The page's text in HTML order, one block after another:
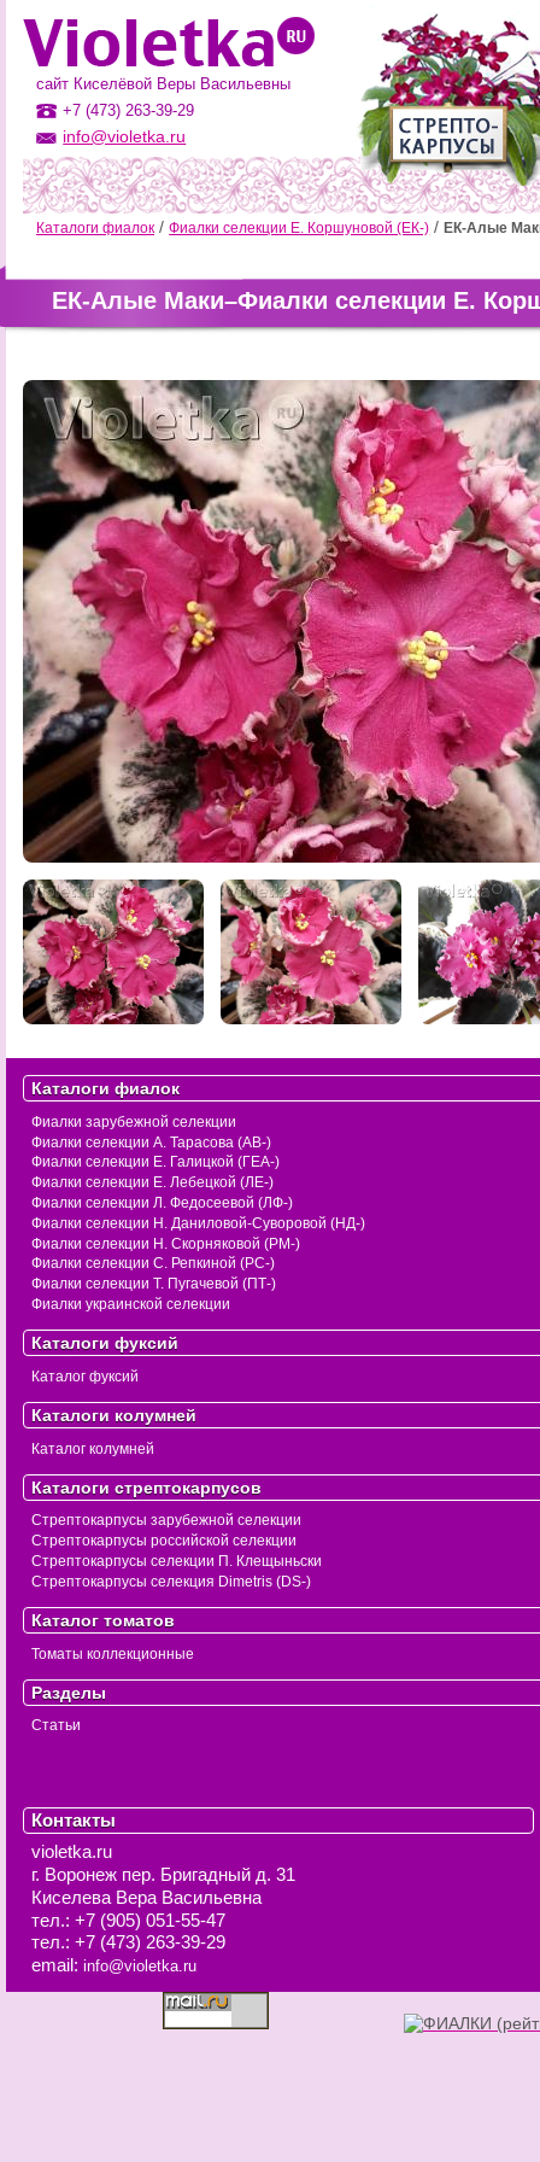
сайт Киселёвой Веры Васильевны
+7 (473) 263-39-29
info@violetka.ru
Каталоги фиалок Фиалки селекции Е. Коршуновой (ЕК-) ЕК-Алые
ЕК-Алые Маки–Фиалки селекции Е.
Каталоги фиалок
Фиалки зарубежной селекции
Фиалки селекции А. Тарасова (АВ-)
Фиалки селекции Е. Галицкой (ГЕА-)
Фиалки селекции Е. Лебецкой (ЛЕ-)
Фиалки селекции Л. Федосеевой (ЛФ-)
Фиалки селекции Н. Даниловой-Суворовой (НД-)
Фиалки селекции Н. Скорняковой (РМ-)
Фиалки селекции С. Репкиной (РС-)
Фиалки селекции Т. Пугачевой (ПТ-)
Фиалки украинской селекции
Каталоги фуксий
Каталог фуксий
Каталоги колумней
Каталог колумней
Каталоги стрептокарпусов
Стрептокарпусы зарубежной селекции
Стрептокарпусы российской селекции
Стрептокарпусы селекции П. Клещыньски
Стрептокарпусы селекция Dimetris (DS-)
Каталог томатов
Томаты коллекционные
Разделы
Статьи
Контакты
violetka.ru
г. Воронеж пер. Бригадный д. 31
Киселева Вера Васильевна
тел.: +7 (905) 051-55-47
тел.: +7 (473) 263-39-29
email: info@violetka.ru